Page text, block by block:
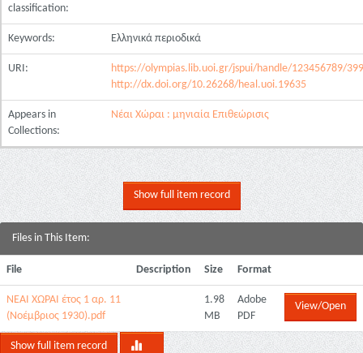
classification:
Keywords: Ελληνικά περιοδικά
URI:
https://olympias.lib.uoi.gr/jspui/handle/123456789/
http://dx.doi.org/10.26268/heal.uoi.19635
Appears in
Collections:
Νέαι Χώραι : μηνιαία Επιθεώρισις
Show full item record
Files in This Item:
File Description Size Format
ΝΕΑΙ ΧΩΡΑΙ έτος 1 αρ. 11
(Νοέμβριος 1930).pdf
1.98
MB
Adobe
PDF
View/Open
Show full item record